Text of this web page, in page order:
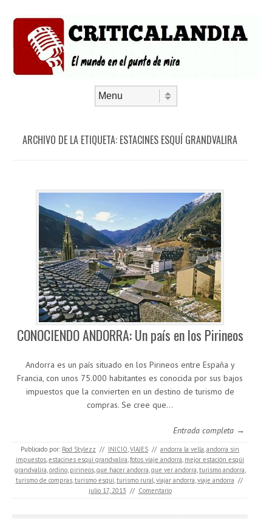
ARCHIVO DE LA ETIQUETA: ESTACINES ESQUÍ GRANDVALIRA
CONOCIENDO ANDORRA: Un país en los Pirineos
Andorra es un país situado en los Pirineos entre España y
Francia, con unos 75.000 habitantes es conocida por sus bajos
impuestos que la convierten en un destino de turismo de
compras. Se cree que…
Entrada completa →
Publicado por: Rod Stylezz // INICIO,VIAJES // andorra la vella,andorra sin
impuestos,estacines esquí grandvalira,fotos viaje andorra, mejor estación esqúí
grandvalira,ordino, pirineos,que hacer andorra,que ver andorra,turismo andorra,
turismo de compras,turismo esqui,turismo rural,viajar andorra,viaje andorra //
julio 17, 2013 // Comentario